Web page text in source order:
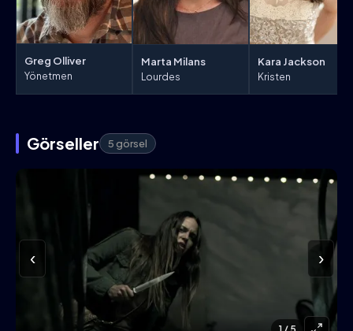
Greg Olliver
Yönetmen
Marta Milans
Lourdes
Kara Jackson
Kristen
Görseller 5 görsel
‹ ›